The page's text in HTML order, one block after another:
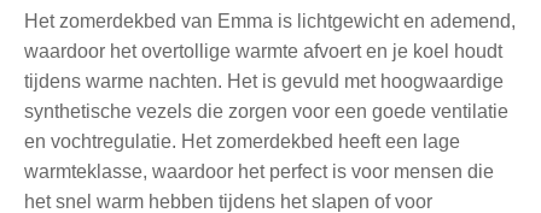
Het zomerdekbed van Emma is lichtgewicht en ademend,
waardoor het overtollige warmte afvoert en je koel houdt
tijdens warme nachten. Het is gevuld met hoogwaardige
synthetische vezels die zorgen voor een goede ventilatie
en vochtregulatie. Het zomerdekbed heeft een lage
warmteklasse, waardoor het perfect is voor mensen die
het snel warm hebben tijdens het slapen of voor